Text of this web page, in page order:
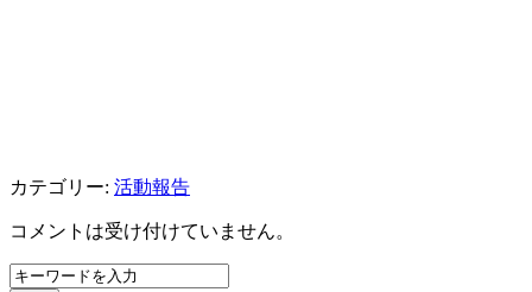
カテゴリー: 活動報告
コメントは受け付けていません。